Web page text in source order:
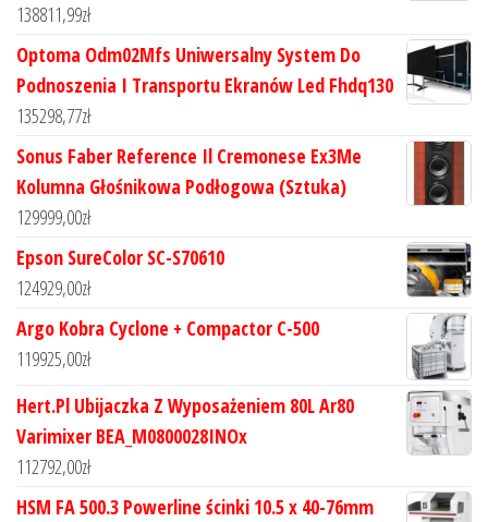
138811,99zł
Optoma Odm02Mfs Uniwersalny System Do
Podnoszenia I Transportu Ekranów Led Fhdq130
135298,77zł
Sonus Faber Reference Il Cremonese Ex3Me
Kolumna Głośnikowa Podłogowa (Sztuka)
129999,00zł
Epson SureColor SC-S70610
124929,00zł
Argo Kobra Cyclone + Compactor C-500
119925,00zł
Hert.Pl Ubijaczka Z Wyposażeniem 80L Ar80
Varimixer BEA_M0800028INOx
112792,00zł
HSM FA 500.3 Powerline ścinki 10.5 x 40-76mm